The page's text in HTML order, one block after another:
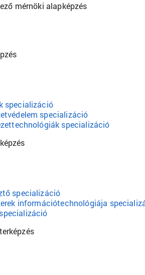
mérnöki alapképzés
specializáció
specializáció
specializáció
specializáció
információtechnológiája